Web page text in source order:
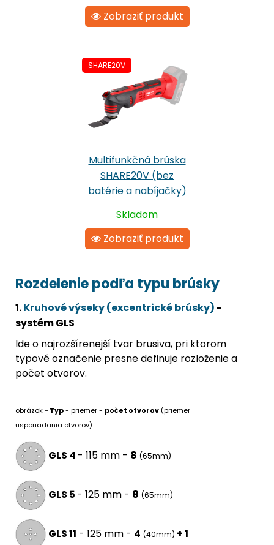
Zobraziť produkt
SHARE20V
Multifunkčná brúska
SHARE20V (bez
batérie a nabíjačky)
Skladom
Zobraziť produkt
Rozdelenie podľa typu brúsky
1.Kruhové výseky (excentrické brúsky) -
systém GLS
Ide o najrozšírenejší tvar brusiva, pri ktorom
typové označenie presne definuje rozloženie a
počet otvorov.
obrázok - Typ- priemer - počet otvorov (priemer
usporiadania otvorov)
GLS 4 - 115 mm - 8 (65mm)
GLS 5 - 125 mm - 8 (65mm)
GLS 11 - 125 mm - 4 (40mm) + 1